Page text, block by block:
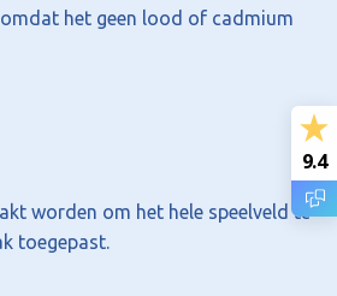
het geen lood of cadmium
worden om het hele speelveld te
toegepast.
9.4